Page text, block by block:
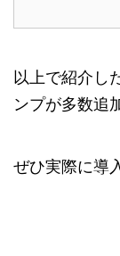
以上で紹介し
ンプが多数追
ぜひ実際に導